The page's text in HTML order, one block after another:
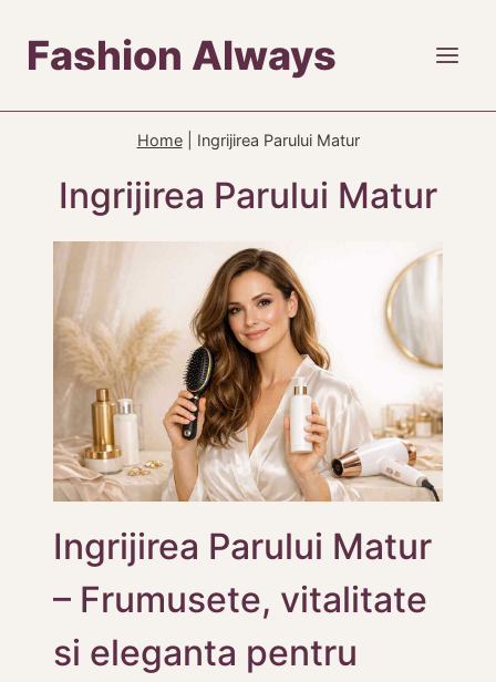
content
Fashion Always
Home| Ingrijirea Parului Matur
Ingrijirea Parului Matur
Ingrijirea Parului Matur
– Frumusete, vitalitate
si eleganta pentru